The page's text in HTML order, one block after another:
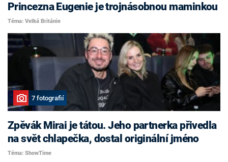
Princezna Eugenie je trojnásobnou maminkou
Téma: Velká Británie
7 fotografií
Zpěvák Mirai je tátou. Jeho partnerka přivedla
na svět chlapečka, dostal originální jméno
Téma: ShowTime